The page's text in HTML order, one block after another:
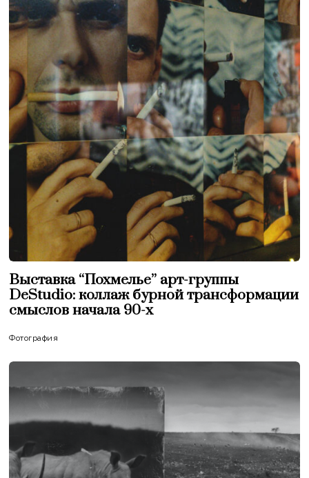
Выставка “Похмелье” арт-группы
DeStudio: коллаж бурной трансформации
смыслов начала 90-х
Фотография